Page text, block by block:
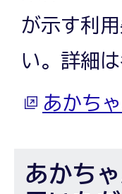
が示す利
い。詳細
あかち
あかち